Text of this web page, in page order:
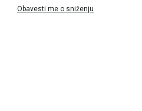
Obavesti me o sniženju